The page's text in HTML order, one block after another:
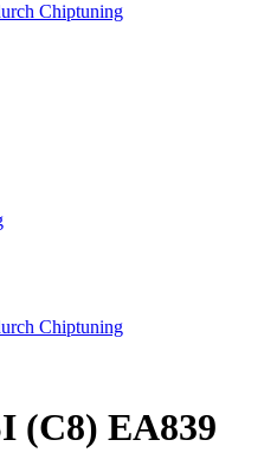
Chiptuning
Chiptuning
(C8) EA839